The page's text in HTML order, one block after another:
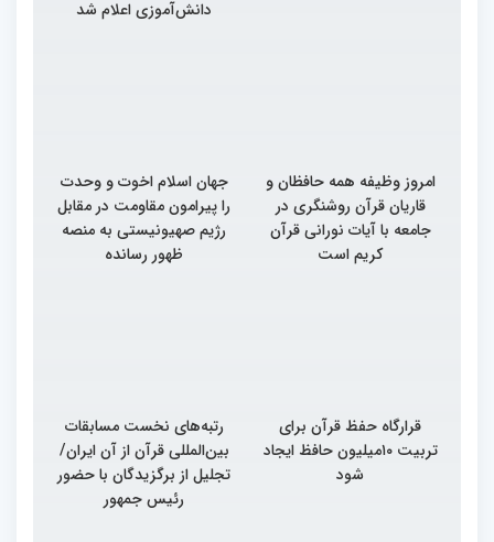
دانش‌آموزی اعلام شد
امروز وظیفه همه حافظان و
قاریان قرآن روشنگری در
جامعه با آیات نورانی قرآن
کریم است
جهان اسلام اخوت و وحدت
را پیرامون مقاومت در مقابل
رژیم صهیونیستی به منصه
ظهور رسانده
قرارگاه حفظ قرآن برای
تربیت ۱۰میلیون حافظ ایجاد
شود
رتبه‌های نخست مسابقات
بین‌المللی قرآن از آن ایران/
تجلیل از برگزیدگان با حضور
رئیس جمهور